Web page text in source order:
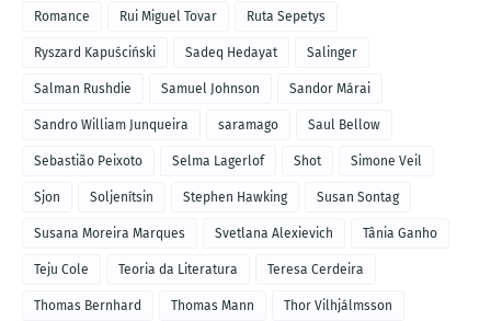
Romance Rui Miguel Tovar Ruta Sepetys
Ryszard Kapuściński Sadeq Hedayat Salinger
Salman Rushdie Samuel Johnson Sandor Márai
Sandro William Junqueira saramago Saul Bellow
Sebastião Peixoto Selma Lagerlof Shot Simone Veil
Sjon Soljenítsin Stephen Hawking Susan Sontag
Susana Moreira Marques Svetlana Alexievich Tânia Ganho
Teju Cole Teoria da Literatura Teresa Cerdeira
Thomas Bernhard Thomas Mann Thor Vilhjálmsson